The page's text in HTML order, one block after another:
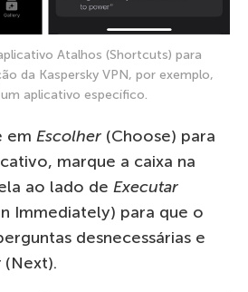
Atalhos (Shortcuts) para
da Kaspersky VPN, por exemplo,
aplicativo específico.
em Escolher (Choose) para
marque a caixa na
ao lado de Executar
Immediately) para que o
desnecessárias e
(Next).